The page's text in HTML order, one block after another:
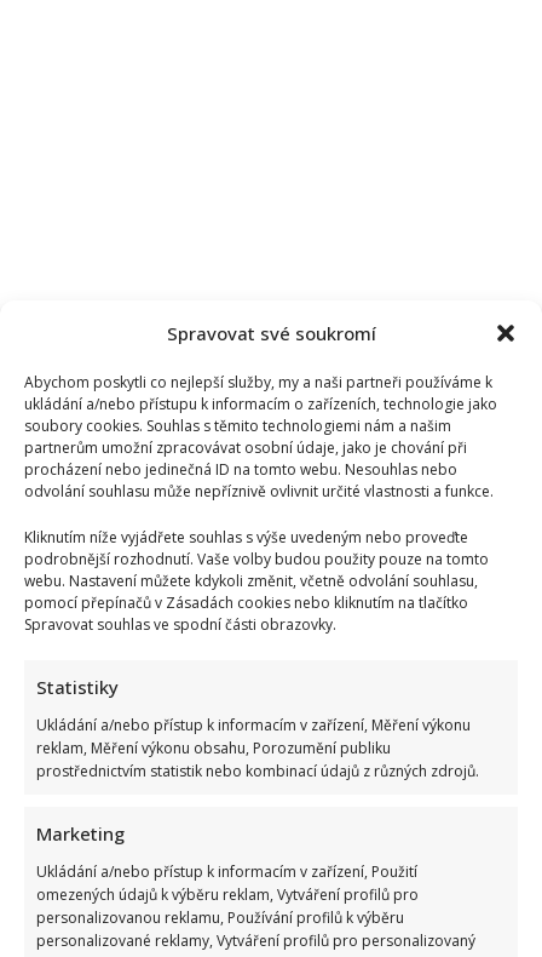
Spravovat své soukromí
Abychom poskytli co nejlepší služby, my a naši partneři používáme k
ukládání a/nebo přístupu k informacím o zařízeních, technologie jako
soubory cookies. Souhlas s těmito technologiemi nám a našim
partnerům umožní zpracovávat osobní údaje, jako je chování při
procházení nebo jedinečná ID na tomto webu. Nesouhlas nebo
odvolání souhlasu může nepříznivě ovlivnit určité vlastnosti a funkce.
Kliknutím níže vyjádřete souhlas s výše uvedeným nebo proveďte
podrobnější rozhodnutí. Vaše volby budou použity pouze na tomto
webu. Nastavení můžete kdykoli změnit, včetně odvolání souhlasu,
pomocí přepínačů v Zásadách cookies nebo kliknutím na tlačítko
Spravovat souhlas ve spodní části obrazovky.
Statistiky
Ukládání a/nebo přístup k informacím v zařízení, Měření výkonu
reklam, Měření výkonu obsahu, Porozumění publiku
prostřednictvím statistik nebo kombinací údajů z různých zdrojů.
Marketing
Ukládání a/nebo přístup k informacím v zařízení, Použití
omezených údajů k výběru reklam, Vytváření profilů pro
personalizovanou reklamu, Používání profilů k výběru
personalizované reklamy, Vytváření profilů pro personalizovaný